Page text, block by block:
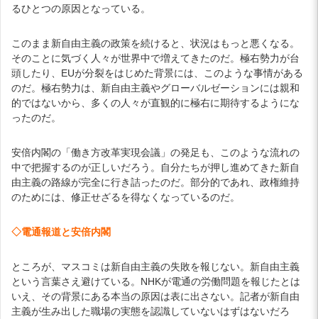
るひとつの原因となっている。
このまま新自由主義の政策を続けると、状況はもっと悪くなる。
そのことに気づく人々が世界中で増えてきたのだ。極右勢力が台
頭したり、EUが分裂をはじめた背景には、このような事情がある
のだ。極右勢力は、新自由主義やグローバルゼーションには親和
的ではないから、多くの人々が直観的に極右に期待するようにな
ったのだ。
安倍内閣の「働き方改革実現会議」の発足も、このような流れの
中で把握するのが正しいだろう。自分たちが押し進めてきた新自
由主義の路線が完全に行き詰ったのだ。部分的であれ、政権維持
のためには、修正せざるを得なくなっているのだ。
◇電通報道と安倍内閣
ところが、マスコミは新自由主義の失敗を報じない。新自由主義
という言葉さえ避けている。NHKが電通の労働問題を報じたとは
いえ、その背景にある本当の原因は表に出さない。記者が新自由
主義が生み出した職場の実態を認識していないはずはないだろ